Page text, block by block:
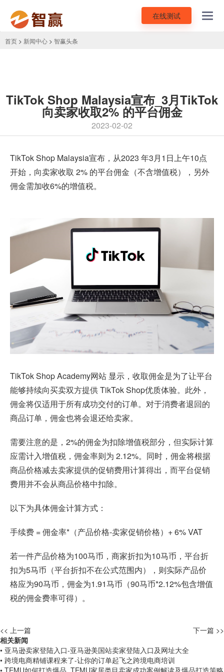
在线测试
首页 > 新闻中心 > 智赢头条
TikTok Shop Malaysia宣布_3月TikTok
向卖家收取2% 的平台佣金
2023-02-02
TikTokShop Malaysia宣布，从2023 年3月1日上午10点
开始，向卖家收取 2% 的平台佣金（不含增值税），另外
佣金需加收6%的增值税。
TikTok Shop Academy网站 显示，收取佣金是为了让平台
能够持续向买卖双方提供 TikTok Shop优质体验。此外，
佣金将仅适用于所有成功交付的订单。对于消费者退回的
商品订单，佣金也将会退还给卖家。
需要注意的是，2%的佣金为扣除增值税部分，但实际计算
应需计入增值税，佣金率则为 2.12%。同时，佣金将根据
商品价格减去卖家提供的促销费用计算得出，而平台促销
费用并不会从商品价格中扣除。
以下为具体佣金计算方式：
手续费 = 佣金率*（产品价格-卖家促销价格）+ 6% VAT
若一件产品价格为100马币，商家折扣为10马币，平台折
扣为5马币（平台折扣不在公式范围内），则实际产品价
格应为90马币，佣金为1.91马币（90马币*2.12%包含增值
税的佣金费率可得）。
<< 上一篇
下一篇 >>
相关新闻
• 亚马逊卖家登陆入口-亚马逊美国站卖家登陆入口及网址大全
• 跨境电商精铺课程来了-让你的订单起飞之跨境电商培训
• TEMU如何打造爆品_TEMU家居类目卖家成功案例解读及爆品打造策略